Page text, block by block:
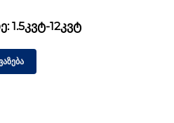
12კვტ